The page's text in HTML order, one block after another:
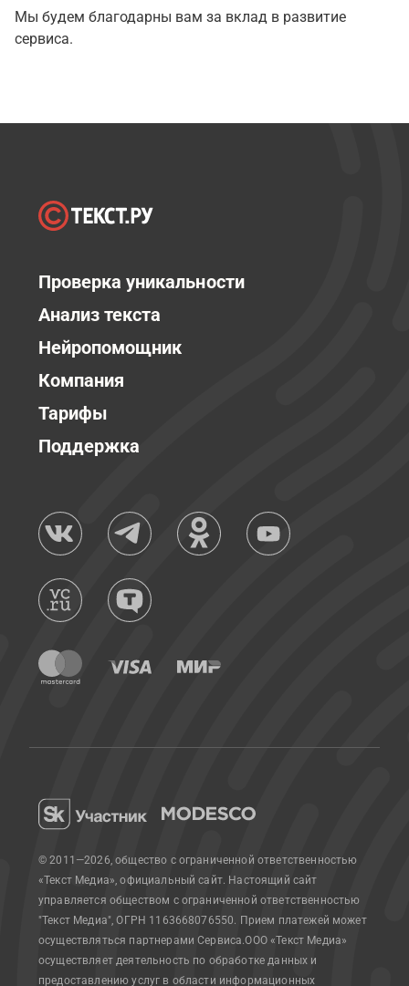
Мы будем благодарны вам за вклад в развитие
сервиса.
Проверка уникальности
Анализ текста
Нейропомощник
Компания
Тарифы
Поддержка
© 2011—2026, общество с ограниченной ответственностью
«Текст Медиа», официальный сайт. Настоящий сайт
управляется обществом с ограниченной ответственностью
"Текст Медиа", ОГРН 1163668076550. Прием платежей может
осуществляться партнерами Сервиса.ООО «Текст Медиа»
осуществляет деятельность по обработке данных и
предоставлению услуг в области информационных